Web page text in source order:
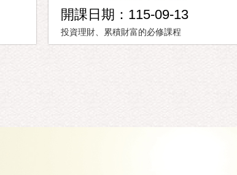
開課日期：115-09-13
投資理財、累積財富的必修課程